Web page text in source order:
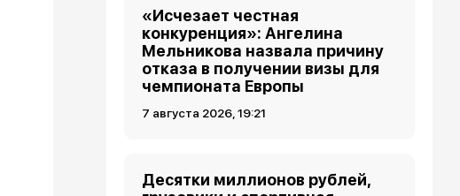
«Исчезает честная
конкуренция»: Ангелина
Мельникова назвала причину
отказа в получении визы для
чемпионата Европы
7 августа 2026, 19:21
Десятки миллионов рублей,